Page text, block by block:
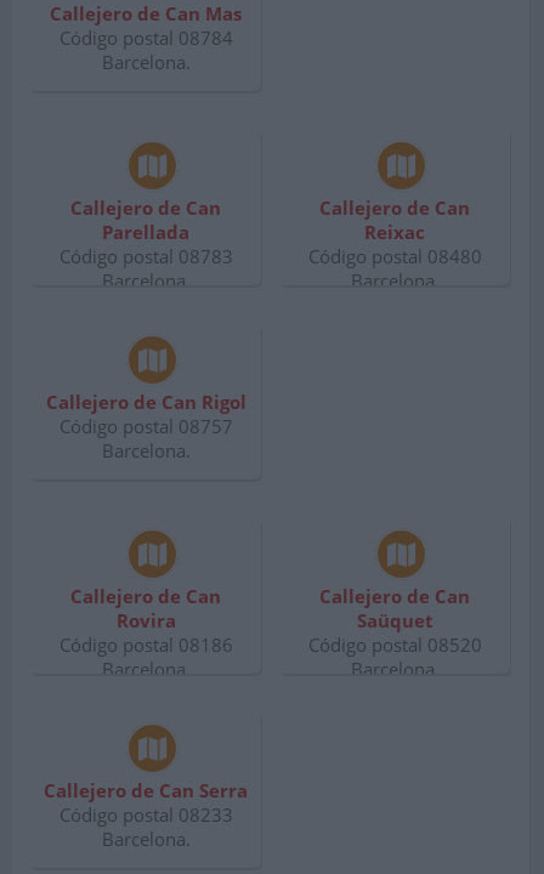
Callejero de Can Mas
Código postal 08784
Barcelona.
Callejero de Can
Parellada
Código postal 08783
Barcelona.
Callejero de Can
Reixac
Código postal 08480
Barcelona.
Callejero de Can Rigol
Código postal 08757
Barcelona.
Callejero de Can
Rovira
Código postal 08186
Barcelona.
Callejero de Can
Saüquet
Código postal 08520
Barcelona.
Callejero de Can Serra
Código postal 08233
Barcelona.